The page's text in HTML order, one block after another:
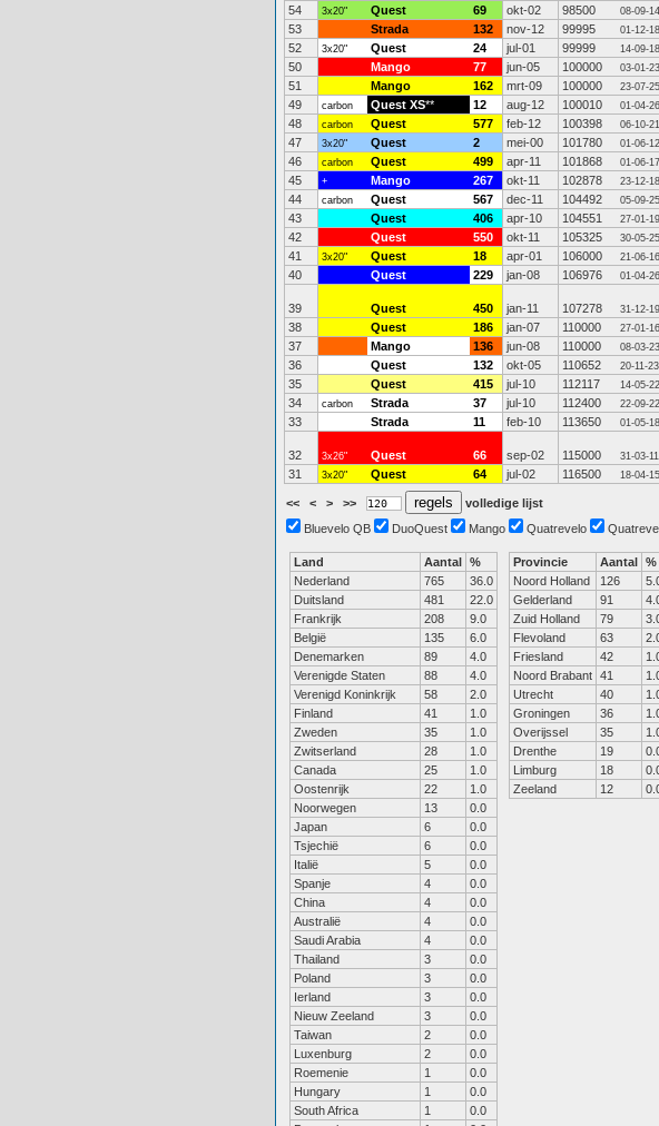
54
3x20" Quest 69 okt-02 98500 08-09-14
53
Strada 132 nov-12 99995 01-12-18
52
3x20" Quest 24 jul-01 99999 14-09-18
50
Mango 77 jun-05 100000 03-01-23
51
Mango 162 mrt-09 100000 23-07-25
49
carbon Quest XS** 12 aug-12 100010 01-04-26
48
carbon Quest 577 feb-12 100398 06-10-21
47
3x20" Quest 2 mei-00 101780 01-06-12
46
carbon Quest 499 apr-11 101868 01-06-17
45
+ Mango 267 okt-11 102878 23-12-18
44
carbon Quest 567 dec-11 104492 05-09-25
43
Quest 406 apr-10 104551 27-01-19
42
Quest 550 okt-11 105325 30-05-25
41
3x20" Quest 18 apr-01 106000 21-06-16
40
Quest 229 jan-08 106976 01-04-26
39 Quest 450 jan-11 107278 31-12-19
38
Quest 186 jan-07 110000 27-01-16
37
Mango 136 jun-08 110000 08-03-23
36
Quest 132 okt-05 110652 20-11-23
35
Quest 415 jul-10 112117 14-05-22
34
carbon Strada 37 jul-10 112400 22-09-22
33
Strada 11 feb-10 113650 01-05-18
32 3x26" Quest 66 sep-02 115000 31-03-11
31
3x20" Quest 64 jul-02 116500 18-04-15
<< < > >>
volledige lijst
Bluevelo QB
DuoQuest Mango Quatrevelo
Land Aantal %
Nederland
765
36.0
Duitsland
481
22.0
Frankrijk
208
9.0
België
135
6.0
Denemarken
89
4.0
Verenigde Staten
88
4.0
Verenigd Koninkrijk
58
2.0
Finland
41
1.0
Zweden
35
1.0
Zwitserland
28
1.0
Canada
25
1.0
Oostenrijk
22
1.0
Noorwegen
13
0.0
Japan
6
0.0
Tsjechië
6
0.0
Italië
5
0.0
Spanje
4
0.0
China
4
0.0
Australië
4
0.0
Saudi Arabia
4
0.0
Thailand
3
0.0
Poland
3
0.0
Ierland
3
0.0
Nieuw Zeeland
3
0.0
Taiwan
2
0.0
Luxenburg
2
0.0
Roemenie
1
0.0
Hungary
1
0.0
South Africa
1
0.0
Provincie Aantal %
Noord Holland
126
Gelderland
91
Zuid Holland
79
Flevoland
63
Friesland
42
Noord Brabant 41
Utrecht
40
Groningen
36
Overijssel
35
Drenthe
19
Limburg
18
Zeeland
12